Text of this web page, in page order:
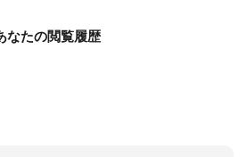
なたの閲覧履歴